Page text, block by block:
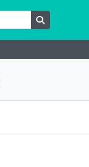
Rechercher